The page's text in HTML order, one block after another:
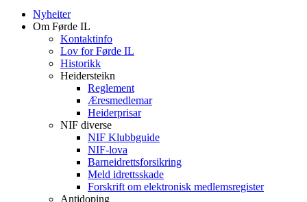
Nyheiter
Om Førde IL
Kontaktinfo
Lov for Førde IL
Historikk
Heidersteikn
Reglement
Æresmedlemar
Heiderprisar
NIF diverse
NIF Klubbguide
NIF-lova
Barneidrettsforsikring
Meld idrettsskade
Forskrift om elektronisk medlemsregister
Antidoping